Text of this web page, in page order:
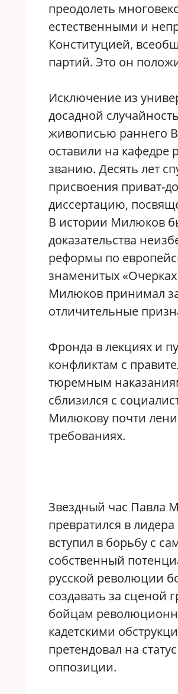
преодолеть
естественными и
Конституцией,
партий. Это он
Исключение из
досадной
живописью раннего
оставили на кафедре
званию. Десять лет
присвоения приват-
диссертацию,
В истории Милюков
доказательства
реформы по
знаменитых «Очерках
Милюков принимал
отличительные
Фронда в лекциях и
конфликтам с
тюремным
сблизился с
Милюкову почти
требованиях.
Звездный час Павла
превратился в
вступил в борьбу с
собственный
русской революции
создавать за
бойцам
кадетскими
претендовал на
оппозиции.